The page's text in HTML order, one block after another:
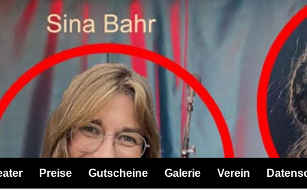
Preise Gutscheine Galerie Verein